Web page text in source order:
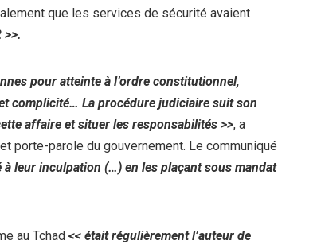
que les services de sécurité avaient
pour atteinte à l’ordre constitutionnel,
complicité… La procédure judiciaire suit son
affaire et situer les responsabilités >>, a
porte-parole du gouvernement. Le communiqué
leur inculpation (…) en les plaçant sous mandat
au Tchad << était régulièrement l’auteur de